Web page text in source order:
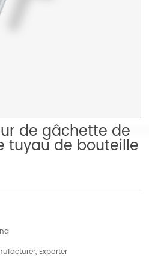
de gâchette de
tuyau de bouteille
Exporter